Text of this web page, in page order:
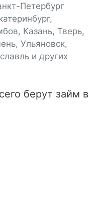
Петербург
Казань, Тверь,
Ульяновск,
и других
берут займ в